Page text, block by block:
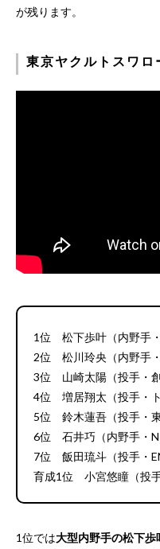
が残ります。
東京ヤクルトスワロ
1位 松下歩叶（内野手・
2位 松川玲央（内野手・
3位 山崎太陽（投手・創
4位 増居翔太（投手・ト
5位 鈴木蓮吾（投手・東
6位 石井巧（内野手・
7位 飯田琉斗（投手・
育成1位 小宮悠瞳（投手
1位では大型内野手の松下